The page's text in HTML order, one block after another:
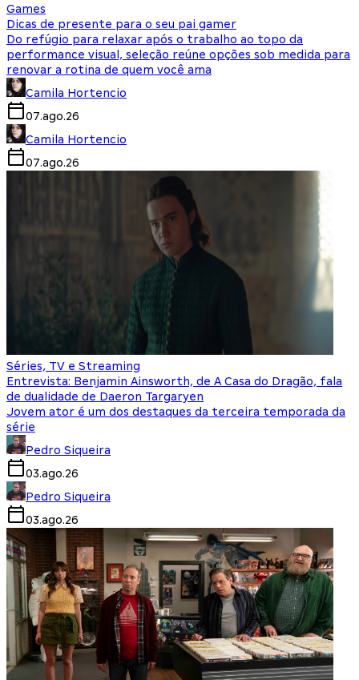
Games
Dicas de presente para o seu pai gamer
Do refúgio para relaxar após o trabalho ao topo da
performance visual, seleção reúne opções sob medida para
renovar a rotina de quem você ama
Camila Hortencio
07.ago.26
Camila Hortencio
07.ago.26
Séries, TV e Streaming
Entrevista: Benjamin Ainsworth, de A Casa do Dragão, fala
de dualidade de Daeron Targaryen
Jovem ator é um dos destaques da terceira temporada da
série
Pedro Siqueira
03.ago.26
Pedro Siqueira
03.ago.26